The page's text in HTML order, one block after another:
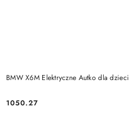
BMW X6M Elektryczne Autko dla
Cena:
1050.27